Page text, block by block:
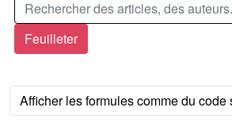
Feuilleter